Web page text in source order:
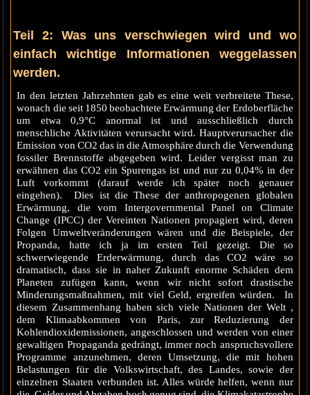
Teil 2: Was uns verschwiegen wird und wo
einfach wichtige Informationen weggelassen
werden.
In den letzten Jahrzehnten gab es eine weit verbreitete These,
wonach die seit 1850 beobachtete Erwärmung der Erdoberfläche
um etwa 0,9°C anormal ist und ausschließlich durch
menschliche Aktivitäten verursacht wird. Hauptverursacher die
Emission von CO2 das in die Atmosphäre durch die Verwendung
fossiler Brennstoffe abgegeben wird. Leider vergisst man zu
erwähnen das CO2 ein Spurengas ist und nur zu 0,04% in der
Luft vorkommt (darauf werde ich später noch genauer
eingehen). Dies ist die These der anthropogenen globalen
Erwärmung, die vom Intergovernmental Panel on Climate
Change (IPCC) der Vereinten Nationen propagiert wird, deren
Folgen Umweltveränderungen wären und die Beispiele, der
Propanda, hatte ich ja im ersten Teil gezeigt. Die so
schwerwiegende Erderwärmung, durch das CO2 wäre so
dramatisch, dass sie in naher Zukunft enorme Schäden dem
Planeten zufügen kann, wenn wir nicht sofort drastische
Minderungsmaßnahmen, mit viel Geld, ergreifen würden. In
diesem Zusammenhang haben sich viele Nationen der Welt ,
dem Klimaabkommen von Paris, zur Reduzierung der
Kohlendioxidemissionen, angeschlossen und werden von einer
gewaltigen Propaganda gedrängt, immer noch anspruchsvollere
Programme anzunehmen, deren Umsetzung, die mit hohen
Belastungen für die Volkswirtschaft, des Landes, sowie der
einzelnen Staaten verbunden ist. Alles würde helfen, wenn nur